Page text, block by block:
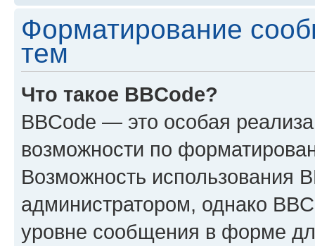
Форматирование
тем
Что такое BBCode?
BBCode — это особая
возможности по
Возможность использования
администратором, однако
уровне сообщения в форме